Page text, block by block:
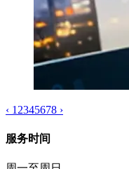
‹ 1 2345678 ›
服务时间